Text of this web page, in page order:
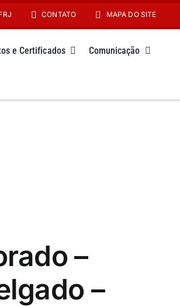
CONTATO MAPA DO SITE
e Certificados Comunicação
–
–